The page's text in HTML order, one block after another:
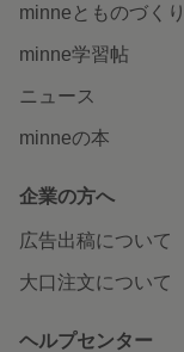
minneとものづく
minne学習帖
ニュース
minneの本
企業の方へ
広告出稿について
大口注文について
ヘルプセンター